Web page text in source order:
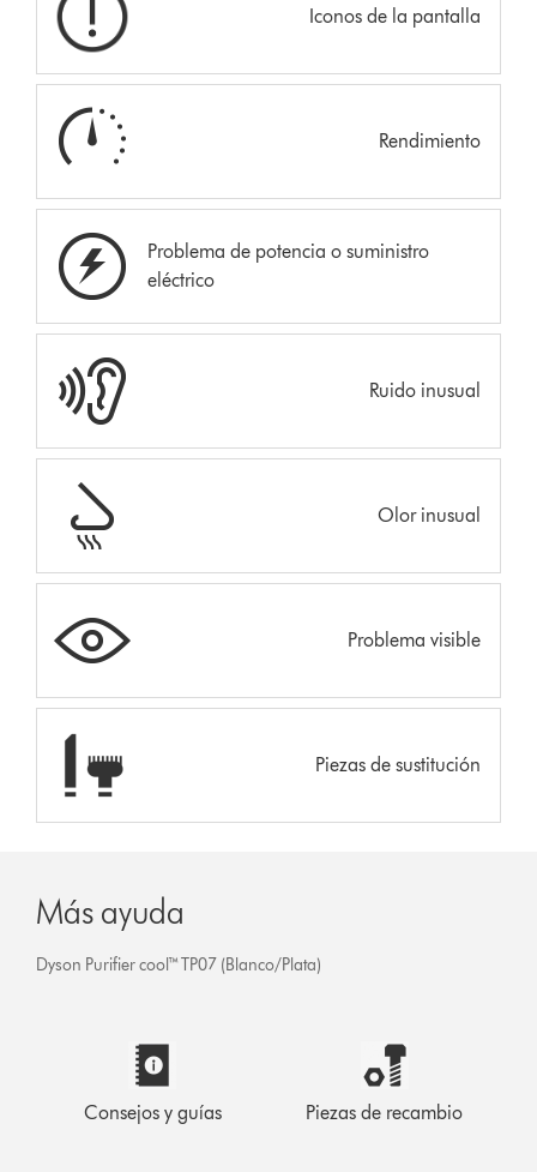
Iconos de la pantalla
Rendimiento
Problema de potencia o suministro
eléctrico
Ruido inusual
Olor inusual
Problema visible
Piezas de sustitución
Más ayuda
Dyson Purifier cool™ TP07 (Blanco/Plata)
Consejos y guías Piezas de recambio